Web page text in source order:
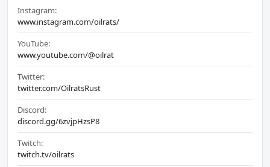
Instagram:
www.instagram.com/oilrats/
YouTube:
www.youtube.com/@oilrat
Twitter:
twitter.com/OilratsRust
Discord:
discord.gg/6zvjpHzsP8
Twitch:
twitch.tv/oilrats